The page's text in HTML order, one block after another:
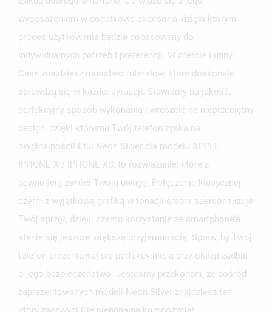
wyposażeniem w dodatkowe akcesoria, dzięki którym
proces użytkowania będzie dopasowany do
indywidualnych potrzeb i preferencji. W ofercie Funny
Case znajdziesz mnóstwo futerałów, które doskonale
sprawdzą się w każdej sytuacji. Stawiamy na jakość,
perfekcyjny sposób wykonania i wreszcie na nieprzeciętny
design, dzięki któremu Twój telefon zyska na
oryginalności! Etui Neon Silver dla modelu APPLE
IPHONE X / IPHONE XS, to rozwiązanie, które z
pewnością zwróci Twoją uwagę. Połączenie klasycznej
czerni z wyjątkową grafiką w tonacji srebra spersonalizuje
Twój sprzęt, dzięki czemu korzystanie ze smartphone’a
stanie się jeszcze większą przyjemnością. Spraw, by Twój
telefon prezentował się perfekcyjnie, a przy okazji zadbaj
o jego bezpieczeństwo. Jesteśmy przekonani, że pośród
zaprezentowanych modeli Neon Silver znajdziesz ten,